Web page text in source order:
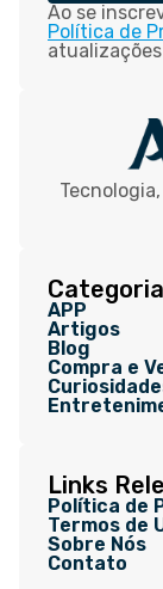
Ao se
Política de
APP
Artigos
Blog
Compra e
Links
Política de
Termos de
Sobre Nós
Contato